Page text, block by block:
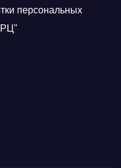
персональных
РЦ"